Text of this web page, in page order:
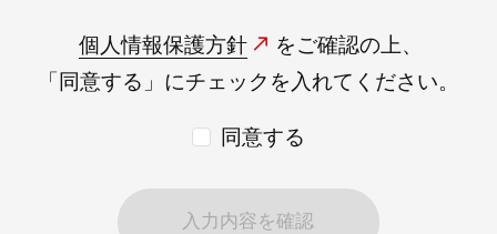
個人情報保護方針
をご確認の上、
「同意する」にチェックを入れてください。
同意する
入力内容を確認